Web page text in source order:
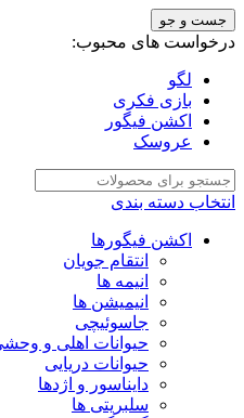
جست و جو
های محبوب:
لگو
بازی فکری
اکشن فیگور
عروسک
دسته بندی
اکشن فیگورها
انتقام جویان
انیمه ها
انیمیشن ها
جاسوئیچی
حیوانات اهلی و وحشی
حیوانات دریایی
دایناسور و اژدها
سلبریتی ها